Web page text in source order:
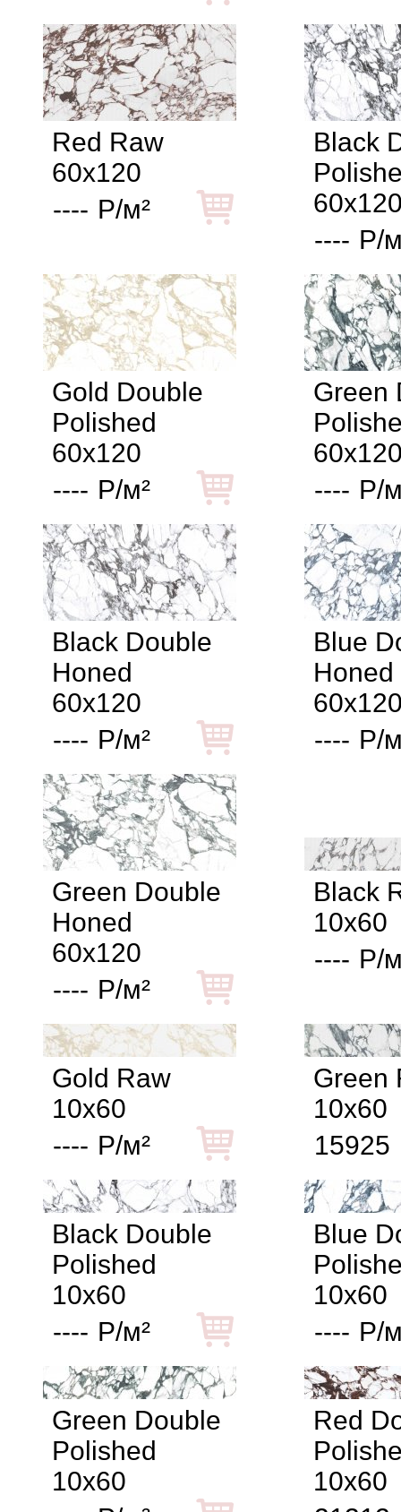
Red Raw
60x120
---- Р/м²
Black
---- Р/
Gold Double
Polished
60x120
---- Р/м²
Green
---- Р/
Black Double
Honed
60x120
---- Р/м²
Blue
Honed
---- Р/
Green Double
Honed
60x120
---- Р/м²
Black
10x60
---- Р/
Gold Raw
10x60
---- Р/м²
Green
10x60
15925
Black Double
Polished
10x60
---- Р/м²
Blue
10x60
---- Р/
Green Double
Polished
10x60
Red
10x60